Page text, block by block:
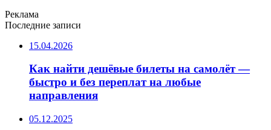
Реклама
Последние записи
15.04.2026
Как найти дешёвые билеты на самолёт —
быстро и без переплат на любые
направления
05.12.2025